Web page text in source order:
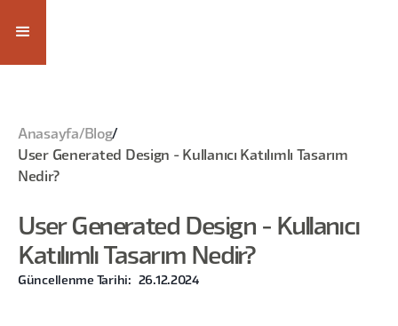
Anasayfa/ Blog/
User Generated Design - Kullanıcı Katılımlı Tasarım
Nedir?
User Generated Design - Kullanıcı
Katılımlı Tasarım Nedir?
Güncellenme Tarihi: 26.12.2024